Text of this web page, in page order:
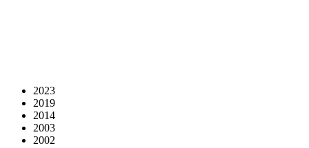
2023
2019
2014
2003
2002